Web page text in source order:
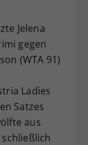
Jelena
gegen
(WTA 91)
Ladies
Satzes
aus
eine
die
Ihrer
falls der
eingestellt